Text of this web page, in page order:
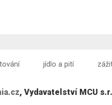
jídlo a pití
, Vydavatelství MCU